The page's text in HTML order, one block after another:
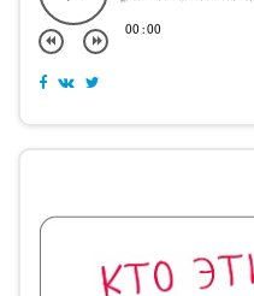
00:00